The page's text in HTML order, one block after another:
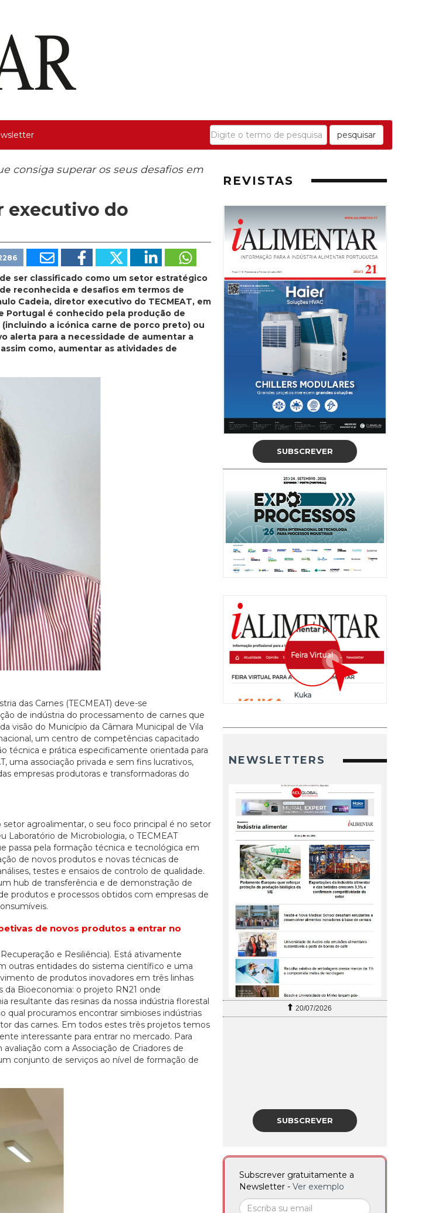
pesquisar
consiga superar os seus desafios em
executivo do
ser classificado como um setor estratégico
reconhecida e desafios em termos de
Cadeia, diretor executivo do TECMEAT, em
Portugal é conhecido pela produção de
a icónica carne de porco preto) ou
alerta para a necessidade de aumentar a
como, aumentar as atividades de
das Carnes (TECMEAT) deve-se
de indústria do processamento de carnes que
visão do Município da Câmara Municipal de Vila
um centro de competências capacitado
técnica e prática especificamente orientada para
uma associação privada e sem fins lucrativos,
empresas produtoras e transformadoras do
agroalimentar, o seu foco principal é no setor
Laboratório de Microbiologia, o TECMEAT
passa pela formação técnica e tecnológica em
de novos produtos e novas técnicas de
testes e ensaios de controlo de qualidade.
hub de transferência e de demonstração de
produtos e processos obtidos com empresas de
de novos produtos a entrar no
e Resiliência). Está ativamente
outras entidades do sistema científico e uma
de produtos inovadores em três linhas
Bioeconomia: o projeto RN21 onde
resultante das resinas da nossa indústria florestal
qual procuramos encontrar simbioses indústrias
das carnes. Em todos estes três projetos temos
interessante para entrar no mercado. Para
com a Associação de Criadores de
conjunto de serviços ao nível de formação de
REVISTAS
SUBSCREVER
NEWSLETTERS
20/07/2026
SUBSCREVER
Subscrever gratuitamente a
Newsletter - Ver exemplo